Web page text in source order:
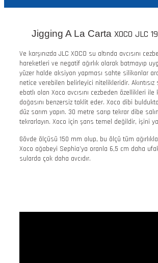
Jigging A La Carta XOCO JLC
Ve karşınızda JLC XOCO su altında avcısını
hareketleri ve negatif ağırlık olarak batmayıp
yüzer halde aksiyon yapması sahte silikonlar
netice verebilen belirleyici nitelikleridir.
ebatlı olan Xoco avcısını cezbeden özellikleri ile
doğasını benzersiz taklit eder. Xoco dibi
düz sarım yapın. 30 metre sarıp tekrar dibe
tekrarlayın. Xoco için şans temel değildir, işini
Gövde ölçüsü 150 mm olup, bu ölçü tüm
Xoco ağabeyi Sephia’ya oranla 6,5 cm daha
sularda çok daha avcıdır.